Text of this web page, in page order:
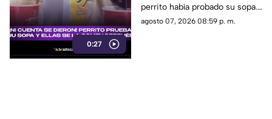
0:27
perrito había probado su sopa.
Descubrieron la travesura al
agosto 07, 2026 08:59 p. m.